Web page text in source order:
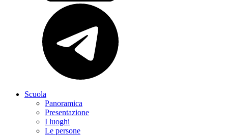
Scuola
Panoramica
Presentazione
I luoghi
Le persone